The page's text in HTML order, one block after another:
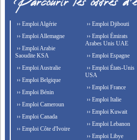
›› Emploi Algérie
›› Emploi Allemagne
›› Emploi Arabie
Saoudite KSA
›› Emploi Australie
›› Emploi Belgique
›› Emploi Bénin
›› Emploi Cameroun
›› Emploi Canada
›› Emploi Côte d'Ivoire
›› Emploi Djibouti
›› Emploi Émirats
Arabes Unis UAE
›› Emploi Espagne
›› Emploi États-Unis
USA
›› Emploi France
›› Emploi Italie
›› Emploi Kuwait
›› Emploi Lebanon
›› Emploi Libye